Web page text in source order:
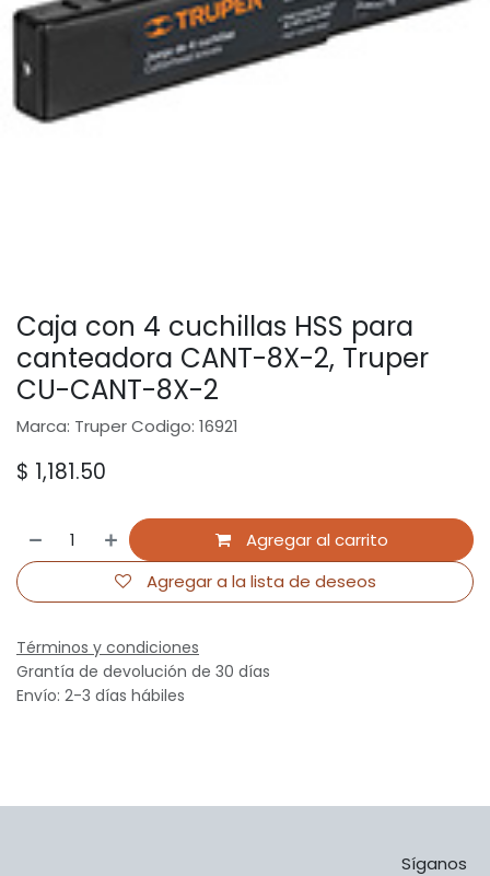
Caja con 4 cuchillas HSS para
canteadora CANT-8X-2, Truper
CU-CANT-8X-2
Marca: Truper Codigo: 16921
$ 1,181.50
Agregar al carrito
Agregar a la lista de deseos
Términos y condiciones
Grantía de devolución de 30 días
Envío: 2-3 días hábiles
Síganos